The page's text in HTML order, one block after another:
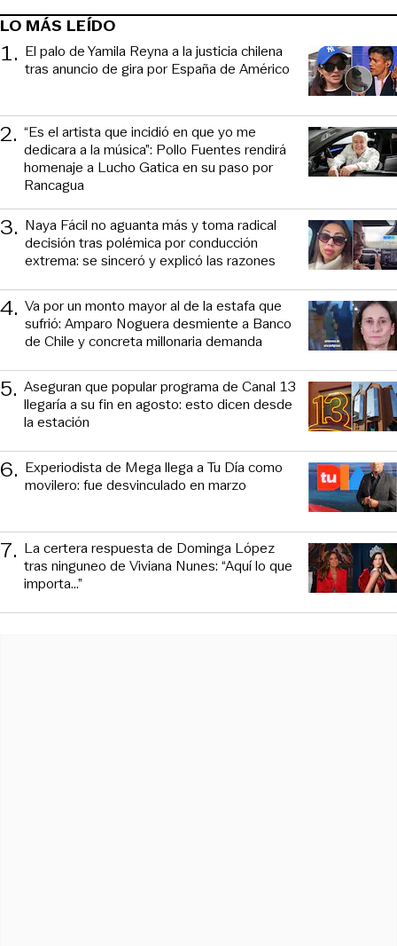
LO MÁS LEÍDO
1. El palo de Yamila Reyna a la justicia chilena
tras anuncio de gira por España de Américo
2. “Es el artista que incidió en que yo me
dedicara a la música”: Pollo Fuentes rendirá
homenaje a Lucho Gatica en su paso por
Rancagua
3. Naya Fácil no aguanta más y toma radical
decisión tras polémica por conducción
extrema: se sinceró y explicó las razones
4. Va por un monto mayor al de la estafa que
sufrió: Amparo Noguera desmiente a Banco
de Chile y concreta millonaria demanda
5. Aseguran que popular programa de Canal 13
llegaría a su fin en agosto: esto dicen desde
la estación
6. Experiodista de Mega llega a Tu Día como
movilero: fue desvinculado en marzo
7. La certera respuesta de Dominga López
tras ninguneo de Viviana Nunes: “Aquí lo que
importa...”